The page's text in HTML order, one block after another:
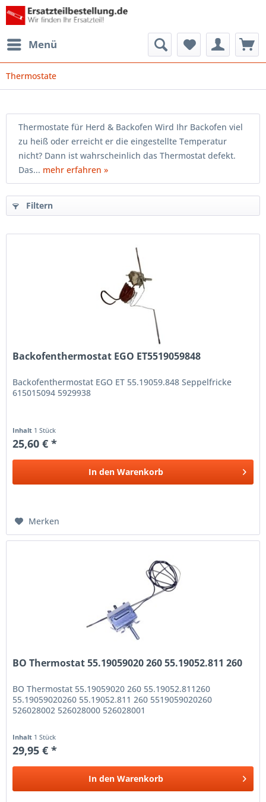
Menü
Thermostate
Thermostate für Herd & Backofen Wird Ihr Backofen viel
zu heiß oder erreicht er die eingestellte Temperatur
nicht? Dann ist wahrscheinlich das Thermostat defekt.
Das... mehr erfahren »
Filtern
Backofenthermostat EGO ET5519059848
Backofenthermostat EGO ET 55.19059.848 Seppelfricke
615015094 5929938
Inhalt 1 Stück
25,60 € *
In den Warenkorb
Merken
BO Thermostat 55.19059020 260 55.19052.811 260
BO Thermostat 55.19059020 260 55.19052.811260
55.19059020260 55.19052.811 260 5519059020260
526028002 526028000 526028001
Inhalt 1 Stück
29,95 € *
In den Warenkorb